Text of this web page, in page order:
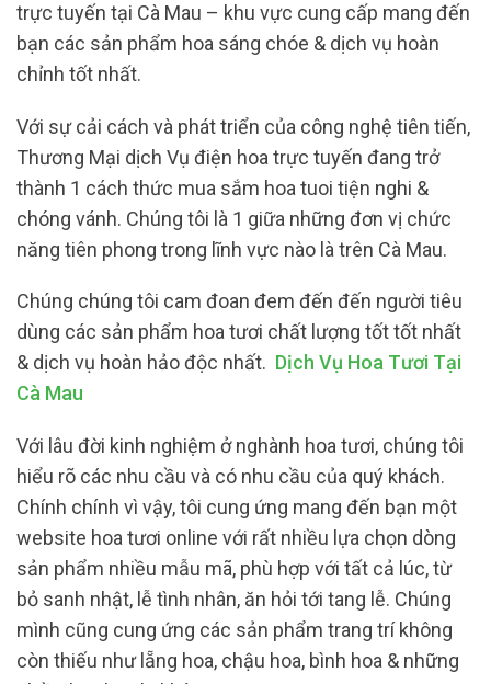
trực tuyến tại Cà Mau – khu vực cung cấp mang đến
bạn các sản phẩm hoa sáng chóe & dịch vụ hoàn
chỉnh tốt nhất.
Với sự cải cách và phát triển của công nghệ tiên tiến,
Thương Mại dịch Vụ điện hoa trực tuyến đang trở
thành 1 cách thức mua sắm hoa tuoi tiện nghi &
chóng vánh. Chúng tôi là 1 giữa những đơn vị chức
năng tiên phong trong lĩnh vực nào là trên Cà Mau.
Chúng chúng tôi cam đoan đem đến đến người tiêu
dùng các sản phẩm hoa tươi chất lượng tốt tốt nhất
& dịch vụ hoàn hảo độc nhất. Dịch Vụ Hoa Tươi Tại
Cà Mau
Với lâu đời kinh nghiệm ở nghành hoa tươi, chúng tôi
hiểu rõ các nhu cầu và có nhu cầu của quý khách.
Chính chính vì vậy, tôi cung ứng mang đến bạn một
website hoa tươi online với rất nhiều lựa chọn dòng
sản phẩm nhiều mẫu mã, phù hợp với tất cả lúc, từ
bỏ sanh nhật, lễ tình nhân, ăn hỏi tới tang lễ. Chúng
mình cũng cung ứng các sản phẩm trang trí không
còn thiếu như lẵng hoa, chậu hoa, bình hoa & những